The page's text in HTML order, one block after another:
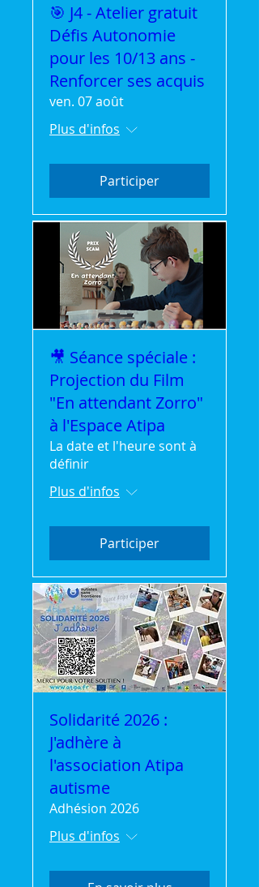
🎯 J4 - Atelier gratuit
Défis Autonomie
pour les 10/13 ans -
Renforcer ses acquis
ven. 07 août
Plus d'infos
Participer
🎥 Séance spéciale :
Projection du Film
"En attendant Zorro"
à l'Espace Atipa
La date et l'heure sont à
définir
Plus d'infos
Participer
Solidarité 2026 :
J'adhère à
l'association Atipa
autisme
Adhésion 2026
Plus d'infos